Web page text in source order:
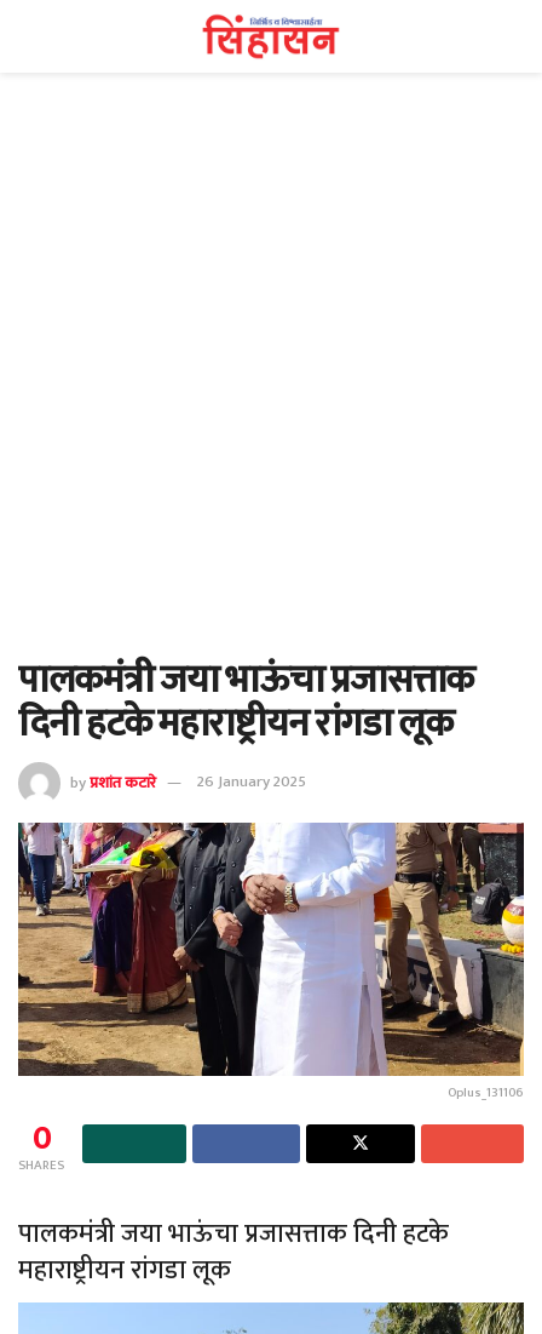
पालकमंत्री जया भाऊंचा प्रजासत्ताक
दिनी हटके महाराष्ट्रीयन रांगडा लूक
byप्रशांत कटारे 26 January 2025
Oplus_131106
0
SHARES
पालकमंत्री जया भाऊंचा प्रजासत्ताक दिनी हटके
महाराष्ट्रीयन रांगडा लूक